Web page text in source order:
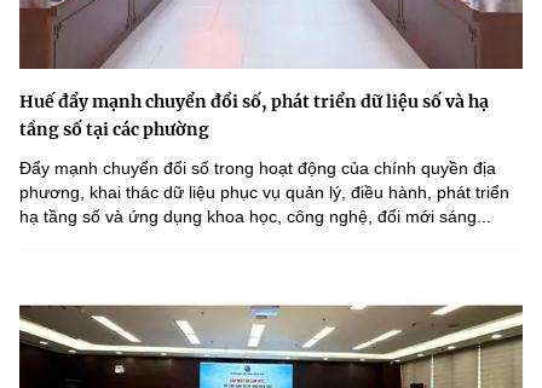
Huế đẩy mạnh chuyển đổi số, phát triển dữ liệu số và hạ
tầng số tại các phường
Đẩy mạnh chuyển đổi số trong hoạt động của chính quyền địa
phương, khai thác dữ liệu phục vụ quản lý, điều hành, phát triển
hạ tầng số và ứng dụng khoa học, công nghệ, đổi mới sáng...